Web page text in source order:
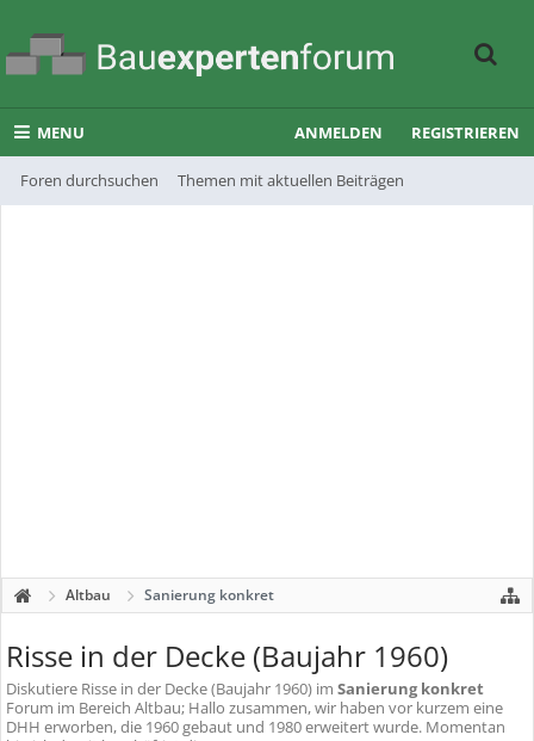
MENU
Foren durchsuchen Themen mit aktuellen Beiträgen
ANMELDEN REGISTRIEREN
Altbau Sanierung konkret
Risse in der Decke (Baujahr 1960)
Diskutiere Risse in der Decke (Baujahr 1960) im Sanierung konkret
Forum im Bereich Altbau; Hallo zusammen, wir haben vor kurzem eine
DHH erworben, die 1960 gebaut und 1980 erweitert wurde. Momentan